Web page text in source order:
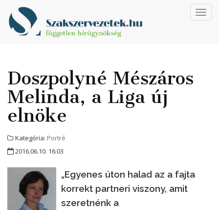
Doszpolyné Mészáros
Melinda, a Liga új
elnöke
Kategória: Portré
2016.06.10. 16:03
„Egyenes úton halad az a fajta
korrekt partneri viszony, amit
szeretnénk a